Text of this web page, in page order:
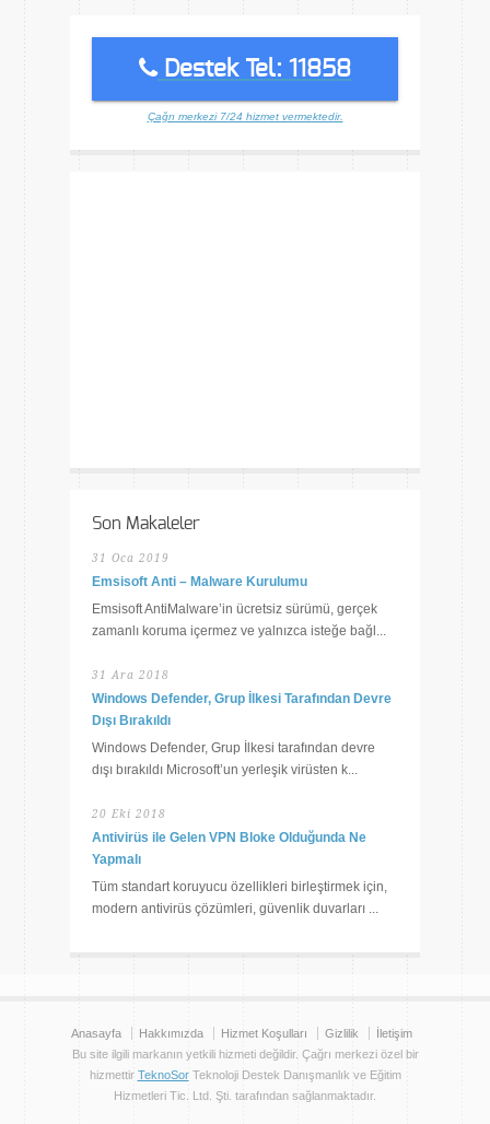
Destek Tel: 11858
Çağrı merkezi 7/24 hizmet vermektedir.
Son Makaleler
31 Oca 2019
Emsisoft Anti – Malware Kurulumu
Emsisoft AntiMalware’in ücretsiz sürümü, gerçek
zamanlı koruma içermez ve yalnızca isteğe bağl...
31 Ara 2018
Windows Defender, Grup İlkesi Tarafından Devre
Dışı Bırakıldı
Windows Defender, Grup İlkesi tarafından devre
dışı bırakıldı Microsoft’un yerleşik virüsten k...
20 Eki 2018
Antivirüs ile Gelen VPN Bloke Olduğunda Ne
Yapmalı
Tüm standart koruyucu özellikleri birleştirmek için,
modern antivirüs çözümleri, güvenlik duvarları ...
Anasayfa Hakkımızda Hizmet Koşulları Gizlilik
İletişim
Bu site ilgili markanın yetkili hizmeti değildir. Çağrı merkezi özel bir
hizmettir TeknoSorTeknoloji Destek Danışmanlık ve Eğitim
Hizmetleri Tic. Ltd. Şti. tarafından sağlanmaktadır.